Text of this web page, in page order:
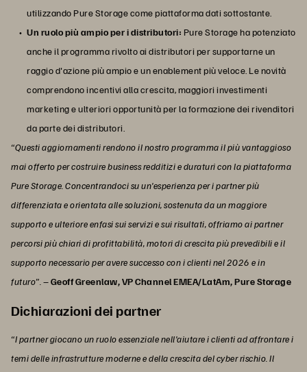
utilizzando Pure Storage come piattaforma dati sottostante.
Un ruolo più ampio per i distributori: Pure Storage ha potenziato
anche il programma rivolto ai distributori per supportarne un
raggio d'azione più ampio e un enablement più veloce. Le novità
comprendono incentivi alla crescita, maggiori investimenti
marketing e ulteriori opportunità per la formazione dei rivenditori
da parte dei distributori.
“Questi aggiornamenti rendono il nostro programma il più vantaggioso
mai offerto per costruire business redditizi e duraturi con la piattaforma
Pure Storage. Concentrandoci su un'esperienza per i partner più
differenziata e orientata alle soluzioni, sostenuta da un maggiore
supporto e ulteriore enfasi sui servizi e sui risultati, offriamo ai partner
percorsi più chiari di profittabilità, motori di crescita più prevedibili e il
supporto necessario per avere successo con i clienti nel 2026 e in
futuro”. –Geoff Greenlaw, VP Channel EMEA/LatAm, Pure Storage
Dichiarazioni dei partner
“I partner giocano un ruolo essenziale nell'aiutare i clienti ad affrontare i
temi delle infrastrutture moderne e della crescita del cyber rischio. Il